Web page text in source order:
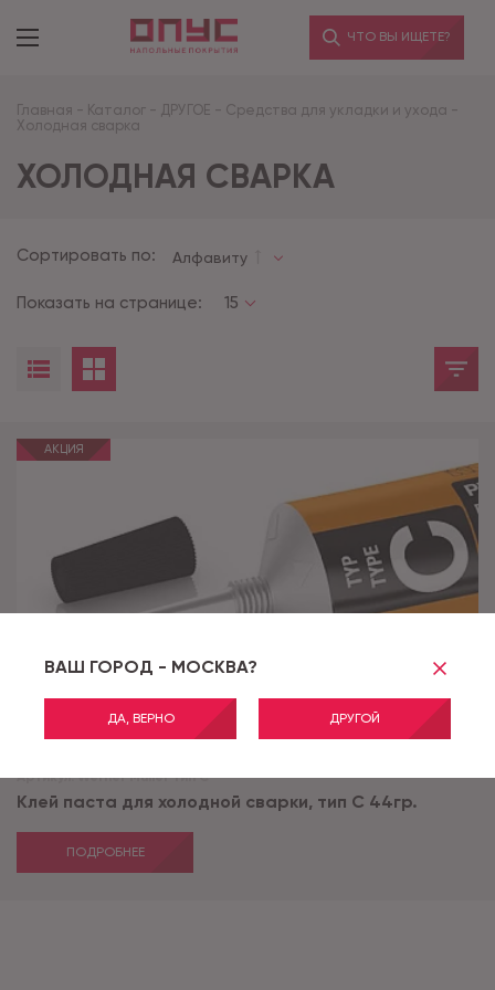
ВАШ ГОРОД - МОСКВА?
ДА, ВЕРНО ДРУГОЙ
ЧТО ВЫ ИЩЕТЕ?
Главная - Каталог - ДРУГОЕ - Средства для укладки и ухода -
Холодная сварка
ХОЛОДНАЯ СВАРКА
Сортировать по: Алфавиту
Показать на странице: 15
АКЦИЯ
Артикул: Werner Muller тип C
Клей паста для холодной сварки, тип С 44гр.
ПОДРОБНЕЕ